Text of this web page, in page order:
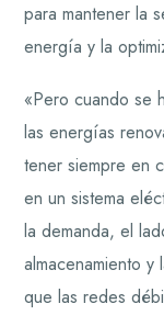
para mantener la
energía y la
«Pero cuando se
las energías
tener siempre en
en un sistema
la demanda, el
almacenamiento
que las redes